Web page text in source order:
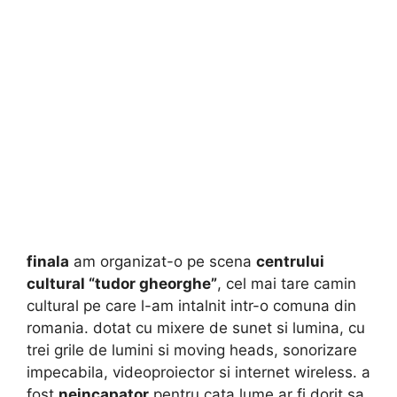
finala am organizat-o pe scena centrului
cultural “tudor gheorghe”, cel mai tare camin
cultural pe care l-am intalnit intr-o comuna din
romania. dotat cu mixere de sunet si lumina, cu
trei grile de lumini si moving heads, sonorizare
impecabila, videoproiector si internet wireless. a